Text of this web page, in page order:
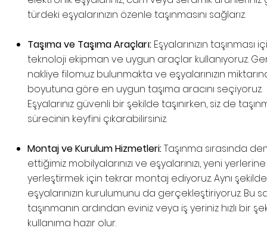
türdeki eşyalarınızın özenle taşınmasını sağlarız.
Taşıma ve Taşıma Araçları: Eşyalarınızın taşınması
teknoloji ekipman ve uygun araçlar kullanıyoruz.
nakliye filomuz bulunmakta ve eşyalarınızın
boyutuna göre en uygun taşıma aracını seçiyoruz.
Eşyalarınız güvenli bir şekilde taşınırken, siz de
sürecinin keyfini çıkarabilirsiniz.
Montaj ve Kurulum Hizmetleri:Taşınma sırasında
ettiğimiz mobilyalarınızı ve eşyalarınızı, yeni yerlerine
yerleştirmek için tekrar montaj ediyoruz. Aynı
eşyalarınızın kurulumunu da gerçekleştiriyoruz. Bu
taşınmanın ardından eviniz veya iş yeriniz hızlı bir
kullanıma hazır olur.